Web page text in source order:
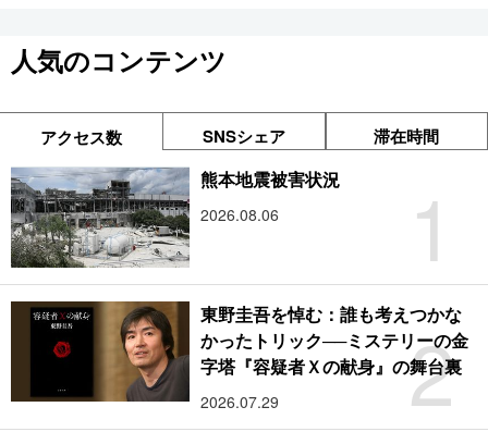
人気のコンテンツ
アクセス数 SNSシェア 滞在時間
1
熊本地震被害状況
2026.08.06
2
東野圭吾を悼む：誰も考えつかな
かったトリック──ミステリーの金
字塔『容疑者Ｘの献身』の舞台裏
2026.07.29